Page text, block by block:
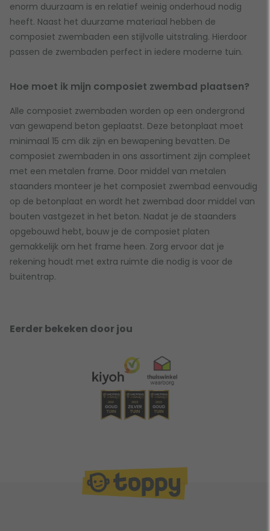
enorm duurzaam is en relatief weinig onderhoud nodig
heeft. Naast het duurzame materiaal hebben de
composiet zwembaden een stijlvolle uitstraling. Hierdoor
passen de zwembaden perfect in iedere moderne tuin.
Hoe moet ik mijn composiet zwembad plaatsen?
Alle composiet zwembaden worden op een ondergrond
van gewapend beton geplaatst. Deze betonplaat moet
minimaal 15 cm dik zijn en bewapening bevatten. De
composiet zwembaden in ons assortiment zijn compleet
met een metalen frame. Door middel van metalen
staanders monteer je het composiet zwembad eenvoudig
op de betonplaat en wordt het zwembad door middel van
bouten vastgezet in het beton. Nadat je de staanders
opgebouwd hebt, bouw je de composiet platen
gemakkelijk om het frame heen. Zorg ervoor dat je
rekening houdt met extra ruimte die nodig is voor de
buitentrap.
Eerder bekeken door jou